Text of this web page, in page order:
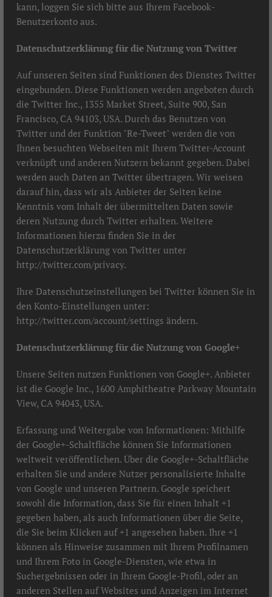
kann, loggen Sie sich bitte aus Ihrem Facebook-
Benutzerkonto aus.
Datenschutzerklärung für die Nutzung von Twitter
Auf unseren Seiten sind Funktionen des Dienstes Twitter
eingebunden. Diese Funktionen werden angeboten durch
die Twitter Inc., 1355 Market Street, Suite 900, San
Francisco, CA 94103, USA. Durch das Benutzen von
Twitter und der Funktion "Re-Tweet" werden die von
Ihnen besuchten Webseiten mit Ihrem Twitter-Account
verknüpft und anderen Nutzern bekannt gegeben. Dabei
werden auch Daten an Twitter übertragen. Wir weisen
darauf hin, dass wir als Anbieter der Seiten keine
Kenntnis vom Inhalt der übermittelten Daten sowie
deren Nutzung durch Twitter erhalten. Weitere
Informationen hierzu finden Sie in der
Datenschutzerklärung von Twitter unter
http://twitter.com/privacy.
Ihre Datenschutzeinstellungen bei Twitter können Sie in
den Konto-Einstellungen unter:
http://twitter.com/account/settings ändern.
Datenschutzerklärung für die Nutzung von Google+
Unsere Seiten nutzen Funktionen von Google+. Anbieter
ist die Google Inc., 1600 Amphitheatre Parkway Mountain
View, CA 94043, USA.
Erfassung und Weitergabe von Informationen: Mithilfe
der Google+-Schaltfläche können Sie Informationen
weltweit veröffentlichen. Über die Google+-Schaltfläche
erhalten Sie und andere Nutzer personalisierte Inhalte
von Google und unseren Partnern. Google speichert
sowohl die Information, dass Sie für einen Inhalt +1
gegeben haben, als auch Informationen über die Seite,
die Sie beim Klicken auf +1 angesehen haben. Ihre +1
können als Hinweise zusammen mit Ihrem Profilnamen
und Ihrem Foto in Google-Diensten, wie etwa in
Suchergebnissen oder in Ihrem Google-Profil, oder an
anderen Stellen auf Websites und Anzeigen im Internet